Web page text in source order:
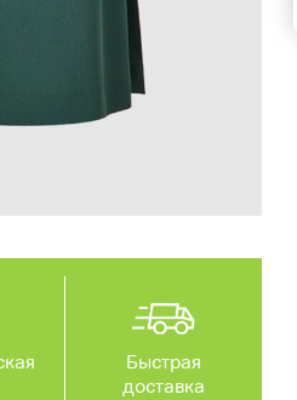
Быстрая
доставка